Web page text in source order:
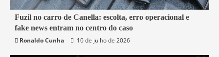
7 min read
Belford Roxo
Brasil Política Segurança
Fuzil no carro de Canella: escolta, erro operacional e
fake news entram no centro do caso
Ronaldo Cunha
10 de julho de 2026